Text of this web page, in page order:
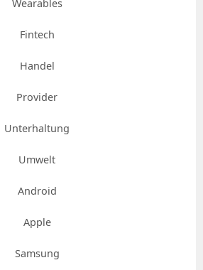
Wearables
Fintech
Handel
Provider
Unterhaltung
Umwelt
Android
Apple
Samsung